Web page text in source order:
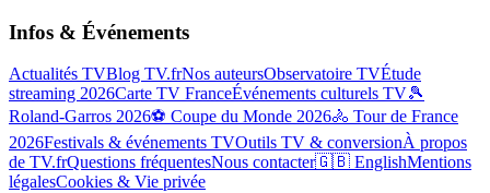
Infos & Événements
Actualités TVBlog TV.frNos auteursObservatoire TVÉtude
streaming 2026Carte TV FranceÉvénements culturels TV🎾
Roland-Garros 2026⚽ Coupe du Monde 2026🚴 Tour de France
2026Festivals & événements TVOutils TV & conversionÀ propos
de TV.frQuestions fréquentesNous contacter🇬🇧 EnglishMentions
légalesCookies & Vie privée